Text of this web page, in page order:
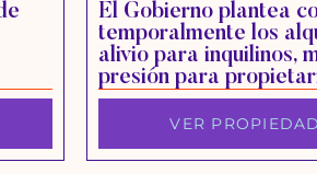
El Gobierno plantea
temporalmente los
alivio para inquilinos,
presión para
VER PROPIEDAD